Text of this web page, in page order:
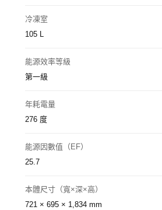
冷凍室
105 L
能源效率等級
第一級
年耗電量
276 度
能源因數值（EF）
25.7
本體尺寸（寬×深×高）
721 × 695 × 1,834 mm